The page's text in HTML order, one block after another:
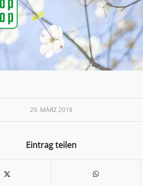
29. MÄRZ 2018
Eintrag teilen